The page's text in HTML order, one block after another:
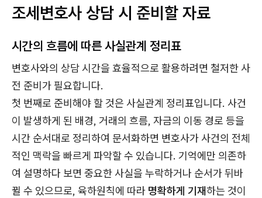
조세변호사 상담 시 준비할 자료
시간의 흐름에 따른 사실관계 정리표
변호사와의 상담 시간을 효율적으로 활용하려면 철저한 사
전 준비가 필요합니다.
첫 번째로 준비해야 할 것은 사실관계 정리표입니다. 사건
이 발생하게 된 배경, 거래의 흐름, 자금의 이동 경로 등을
시간 순서대로 정리하여 문서화하면 변호사가 사건의 전체
적인 맥락을 빠르게 파악할 수 있습니다. 기억에만 의존하
여 설명하다 보면 중요한 사실을 누락하거나 순서가 뒤바
뀔 수 있으므로, 육하원칙에 따라 명확하게 기재하는 것이